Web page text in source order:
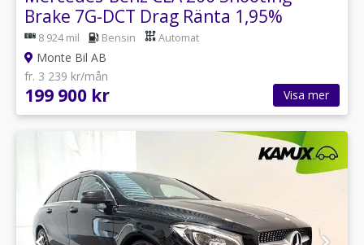
Brake 7G-DCT Drag Ränta 1,95%
8 924 mil Bensin Automat
Monte Bil AB
fr. 3 239 kr/mån
199 900 kr Visa mer